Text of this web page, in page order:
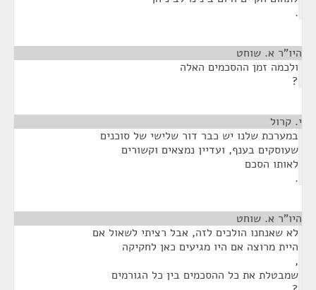
.
היו"ר א. שוחט
ולכמה זמן ההסכמים האלה
?
י. קרול
במערכת שלנו יש כבר דור שלישי של סוכנים
שעוסקים בענף, ועדיין נמצאים וקשורים
לאותו הסכם
.
היו"ר א. שוחט
לא שאנחנו הולכים לזה, אבל רציתי לשאול אם
היית מרוצה אם היו מגיעים כאן לחקיקה
,
שמבטלת את כל ההסכמים בין כל הגורמים